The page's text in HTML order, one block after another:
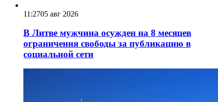
11:2705 авг 2026
В Литве мужчина осужден на 8 месяцев
ограничения свободы за публикацию в
социальной сети